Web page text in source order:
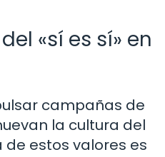
«sí es sí» en
campañas de
la cultura del
estos valores es